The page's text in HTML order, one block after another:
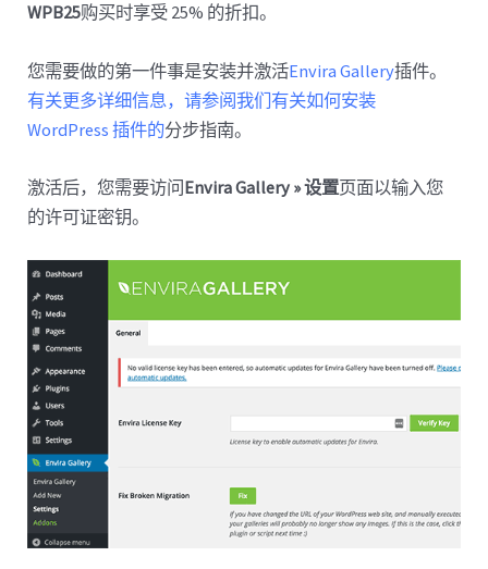
WPB25购买时享受 25% 的折扣。
您需要做的第一件事是安装并激活Envira Gallery插件。
有关更多详细信息，请参阅我们有关如何安装
WordPress 插件的分步指南。
激活后，您需要访问Envira Gallery » 设置页面以输入您
的许可证密钥。